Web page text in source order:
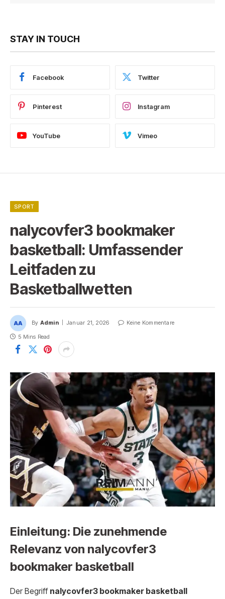
STAY IN TOUCH
Facebook Twitter
Pinterest Instagram
YouTube Vimeo
SPORT
nalycovfer3 bookmaker
basketball: Umfassender
Leitfaden zu
Basketballwetten
By Admin Januar 21, 2026
Keine Kommentare
5 Mins Read
Einleitung: Die zunehmende
Relevanz von nalycovfer3
bookmaker basketball
Der Begriff nalycovfer3 bookmaker basketball